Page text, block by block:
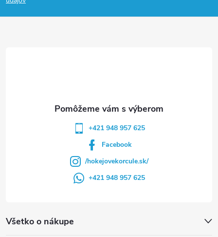
p
Všetko o nákupe
+421 948 957 625
Facebook
/hokejovekorcule.sk/
+421 948 957 625